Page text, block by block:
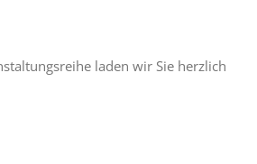
laden wir Sie herzlich